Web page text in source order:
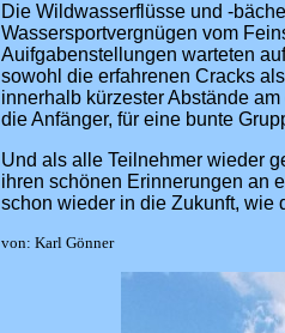
Die Wildwasserflüsse und -
Wassersportvergnügen vom
Auifgabenstellungen warteten
sowohl die erfahrenen Cracks
innerhalb kürzester Abstände
die Anfänger, für eine bunte
Und als alle Teilnehmer wieder
ihren schönen Erinnerungen an
schon wieder in die Zukunft, wie
von: Karl Gönner